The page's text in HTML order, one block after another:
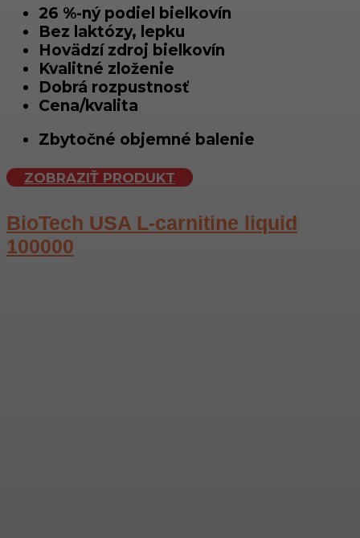
26 %-ný podiel bielkovín
Bez laktózy, lepku
Hovädzí zdroj bielkovín
Kvalitné zloženie
Dobrá rozpustnosť
Cena/kvalita
Zbytočné objemné balenie
ZOBRAZIŤ PRODUKT
BioTech USA L-carnitine liquid
100000